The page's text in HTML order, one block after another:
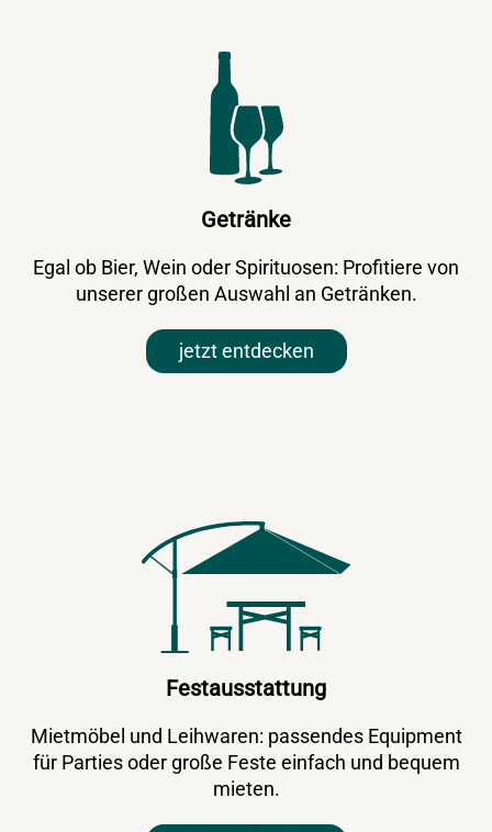
Getränke
Egal ob Bier, Wein oder Spirituosen: Profitiere von
unserer großen Auswahl an Getränken.
jetzt entdecken
Festausstattung
Mietmöbel und Leihwaren: passendes Equipment
für Parties oder große Feste einfach und bequem
mieten.